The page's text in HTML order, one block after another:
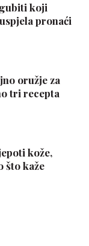
koji
pronaći
oružje za
tri recepta
kože,
što kaže